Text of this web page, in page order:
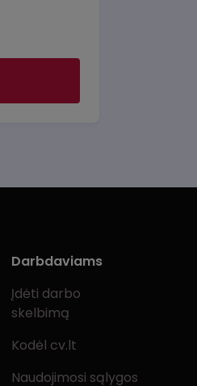
Darbdaviams
Įdėti darbo
skelbimą
Kodėl cv.lt
Naudojimosi sąlygos